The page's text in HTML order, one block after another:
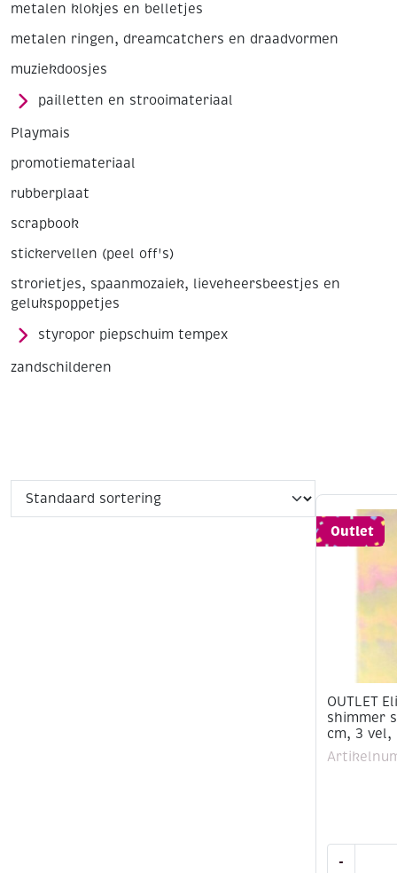
metalen klokjes en belletjes
metalen ringen, dreamcatchers en draadvormen
muziekdoosjes
pailletten en strooimateriaal
Playmais
promotiemateriaal
rubberplaat
scrapbook
stickervellen (peel off's)
strorietjes, spaanmozaiek, lieveheersbeestjes en
gelukspoppetjes
styropor piepschuim tempex
zandschilderen
Outlet
OUTLET
shimmer
cm, 3
-